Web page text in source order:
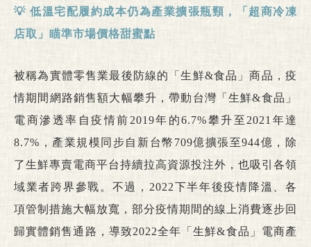
💡低溫宅配履約成本仍為產業擴張瓶頸，「超商冷凍
店取」瞄準市場價格甜蜜點
被稱為實體零售業最後防線的「生鮮&食品」商品，疫
情期間網路銷售額大幅攀升，帶動台灣「生鮮&食品」
電商滲透率自疫情前2019年的6.7%攀升至2021年達
8.7%，產業規模同步自新台幣709億擴張至944億，除
了生鮮專賣電商平台持續拉高資源投注外，也吸引各領
域業者跨界參戰。不過，2022下半年後疫情降溫、各
項管制措施大幅放寬，部分疫情期間的線上消費逐步回
歸實體銷售通路，導致2022全年「生鮮&食品」電商產